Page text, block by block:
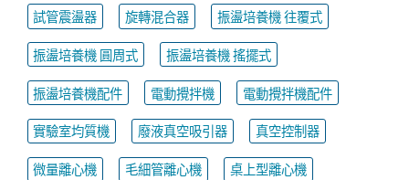
試管震盪器
旋轉混合器
振盪培養機 往覆式
振盪培養機 圓周式
振盪培養機 搖擺式
振盪培養機配件
電動攪拌機
電動攪拌機配件
實驗室均質機
廢液真空吸引器
真空控制器
微量離心機
毛細管離心機
桌上型離心機